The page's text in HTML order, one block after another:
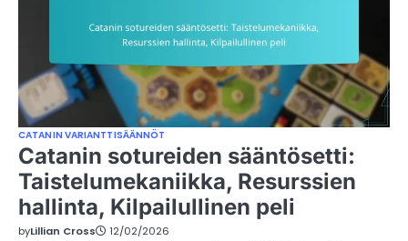
CATANIN VARIANTTISÄÄNNÖT
Catanin sotureiden sääntösetti:
Taistelumekaniikka, Resurssien
hallinta, Kilpailullinen peli
byLillian Cross 12/02/2026